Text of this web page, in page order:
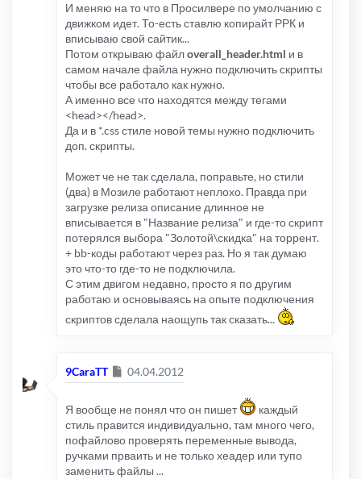
И меняю на то что в Просилвере по умолчанию с
движком идет. То-есть ставлю копирайт РРК и
вписываю свой сайтик...
Потом открываю файлoverall_header.html и в
самом начале файла нужно подключить скрипты
чтобы все работало как нужно.
А именно все что находятся между тегами
<head></head>.
Да и в *.css стиле новой темы нужно подключить
доп. скрипты.
Может че не так сделала, поправьте, но стили
(два) в Мозиле работают неплохо. Правда при
загрузке релиза описание длинное не
вписывается в "Название релиза" и где-то скрипт
потерялся выбора "Золотой\скидка" на торрент.
+ bb-коды работают через раз. Но я так думаю
это что-то где-то не подключила.
С этим двигом недавно, просто я по другим
работаю и основываясь на опыте подключения
скриптов сделала наощупь так сказать...
9CaraTT Сообщение
04.04.2012
Я вообще не понял что он пишет
каждый
стиль правится индивидуально, там много чего,
пофайлово проверять переменные вывода,
ручками прваить и не только хеадер или тупо
заменить файлы ...